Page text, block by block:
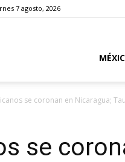
7 agosto, 2026
se coronan en Nicaragua;
se